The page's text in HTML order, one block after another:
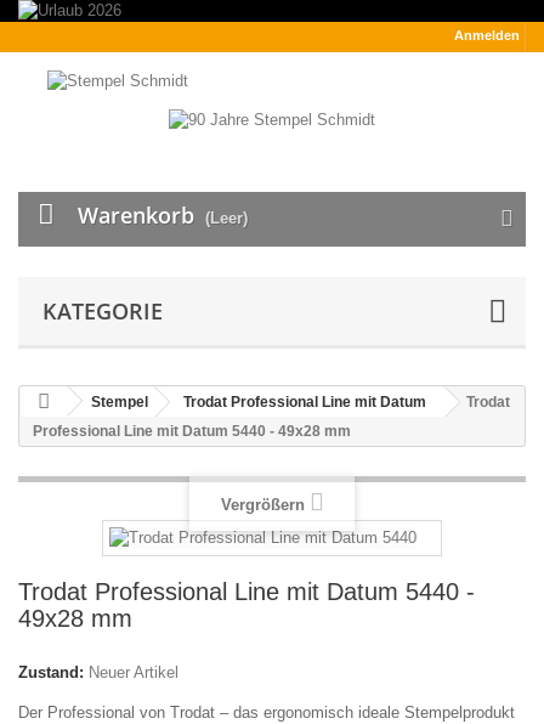
Anmelden
Warenkorb (Leer)
KATEGORIE
Stempel Trodat Professional Line mit Datum
Trodat
Professional Line mit Datum 5440 - 49x28 mm
Vergrößern
Trodat Professional Line mit Datum 5440 -
49x28 mm
Zustand: Neuer Artikel
Der Professional von Trodat – das ergonomisch ideale Stempelprodukt